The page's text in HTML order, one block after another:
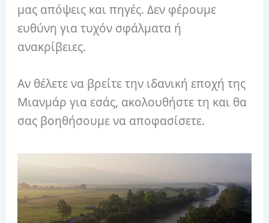
μας απόψεις και πηγές. Δεν φέρουμε
ευθύνη για τυχόν σφάλματα ή
ανακρίβειες.
Αν θέλετε να βρείτε την ιδανική εποχή της
Μιανμάρ για εσάς, ακολουθήστε τη και θα
σας βοηθήσουμε να αποφασίσετε.